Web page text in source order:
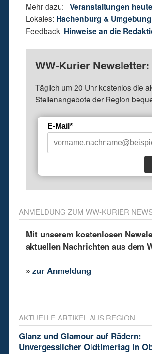
Mehr dazu:Veranstaltungen
Lokales: Hachenburg & Umgebung
Feedback: Hinweise an die
WW-Kurier
Täglich um 20 Uhr kostenlos die
Stellenangebote der Region
E-Mail*
ANMELDUNG ZUM WW-KURIER
Mit unserem kostenlosen
aktuellen Nachrichten aus dem
»zur Anmeldung
AKTUELLE ARTIKEL AUS REGION
Glanz und Glamour auf Rädern:
Unvergesslicher Oldtimertag in